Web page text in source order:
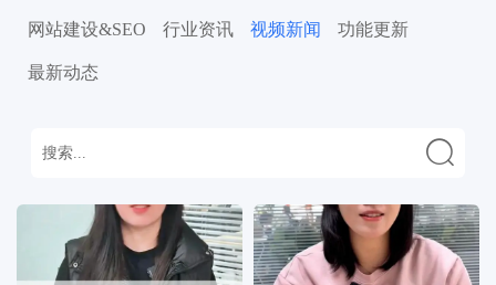
网站建设&SEO 行业资讯 视频新闻 功能更新
最新动态
